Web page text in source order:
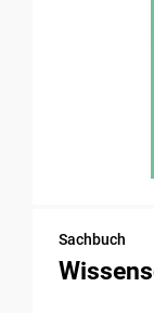
Sachbuch